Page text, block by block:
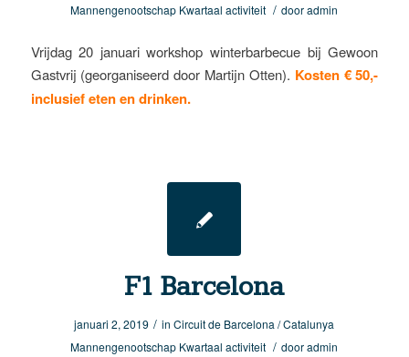
Mannengenootschap Kwartaal activiteit / dooradmin
Vrijdag 20 januari workshop winterbarbecue bij Gewoon
Gastvrij (georganiseerd door Martijn Otten). Kosten € 50,-
inclusief eten en drinken.
F1 Barcelona
januari 2, 2019 / inCircuit de Barcelona / Catalunya
Mannengenootschap Kwartaal activiteit / dooradmin